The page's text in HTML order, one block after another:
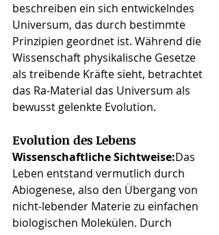
beschreiben ein sich entwickelndes
Universum, das durch bestimmte
Prinzipien geordnet ist. Während die
Wissenschaft physikalische Gesetze
als treibende Kräfte sieht, betrachtet
das Ra-Material das Universum als
bewusst gelenkte Evolution.
Evolution des Lebens
Wissenschaftliche Sichtweise:Das
Leben entstand vermutlich durch
Abiogenese, also den Übergang von
nicht-lebender Materie zu einfachen
biologischen Molekülen. Durch